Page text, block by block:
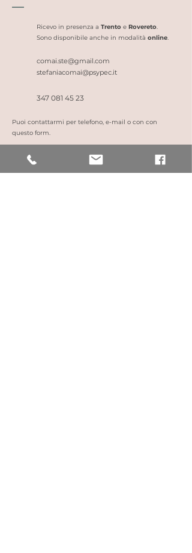
Ricevo in presenza a Trento e Rovereto.
​​Sono disponibile anche in modalità online.
comai.ste@gmail.com
stefaniacomai@psypec.it
347 081 45 23
Puoi contattarmi per telefono, e-mail o con con
questo form.